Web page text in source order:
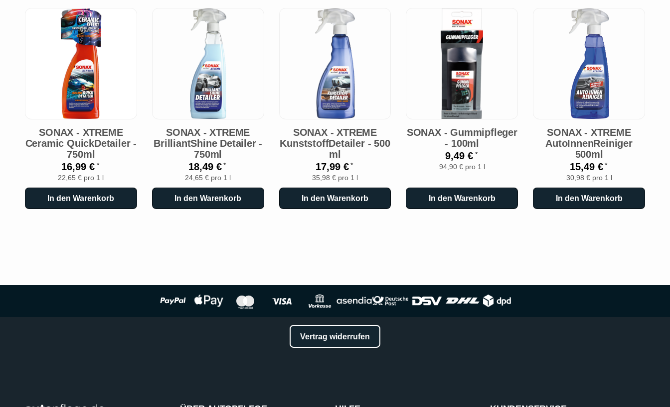
SONAX - XTREME
Ceramic QuickDetailer -
750ml
16,99 €*
22,65 € pro 1 l
In den Warenkorb
SONAX - XTREME
BrilliantShine Detailer -
750ml
18,49 €*
24,65 € pro 1 l
In den Warenkorb
SONAX - XTREME
KunststoffDetailer - 500
ml
17,99 €*
35,98 € pro 1 l
In den Warenkorb
SONAX - Gummipfleger
- 100ml
9,49 €*
94,90 € pro 1 l
In den Warenkorb
SONAX - XTREME
AutoInnenReiniger
500ml
15,49 €*
30,98 € pro 1 l
In den Warenkorb
Vertrag widerrufen